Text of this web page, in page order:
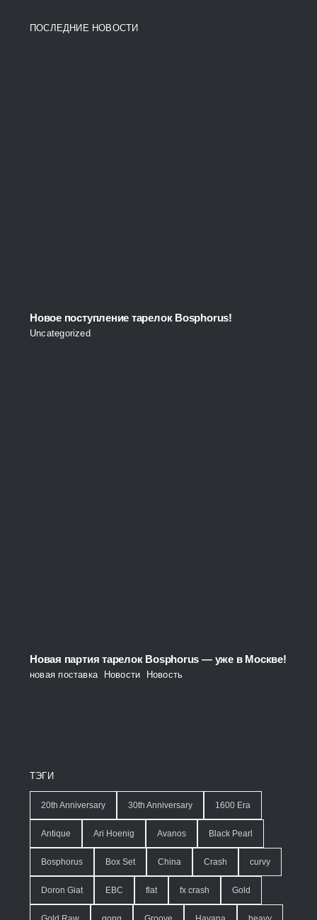
ПОСЛЕДНИЕ НОВОСТИ
Новое поступление тарелок Bosphorus!
Uncategorized
Новая партия тарелок Bosphorus — уже в Москве!
новая поставка Новости Новость
ТЭГИ
20th Anniversary 30th Anniversary 1600 Era
Antique Ari Hoenig Avanos Black Pearl
Bosphorus Box Set China Crash curvy
Doron Giat EBC flat fx crash Gold